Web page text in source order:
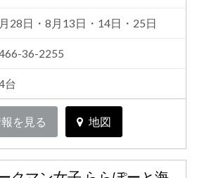
28日・8月13日・14日・25日
36-2255
台
を見る 地図